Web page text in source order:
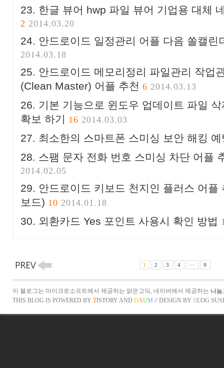
한글 뷰어 hwp 파일 뷰어 기업용 대체
2 2014.03.20
안드로이드 일정관리 어플 다음 쏠캘
2014.03.18
안드로이드 메모리정리 파일관리 작업
(Clean Master) 어플 추천 6 2014.03.13
기본 기능으로 윈도우 업데이트 파일
확보 하기 16 2014.03.03
최소한의 스마트폰 스미싱 보안 해킹
스팸 문자 전화 번호 스미싱 차단 어플
2014.02.05
안드로이드 키보드 천지인 플러스 어플
보드) 10 2014.01.18
외환카드 Yes 포인트 사용시 확인 방법
1 2 3 4 ··· 9
이 블로그는 마이크로소프트에서 제공하는 맑은고딕, 네이버에서 제공하는 나눔
THIS BLOG IS POWERED BY TISTORY AND DAUM // DESIGN BY BLOG